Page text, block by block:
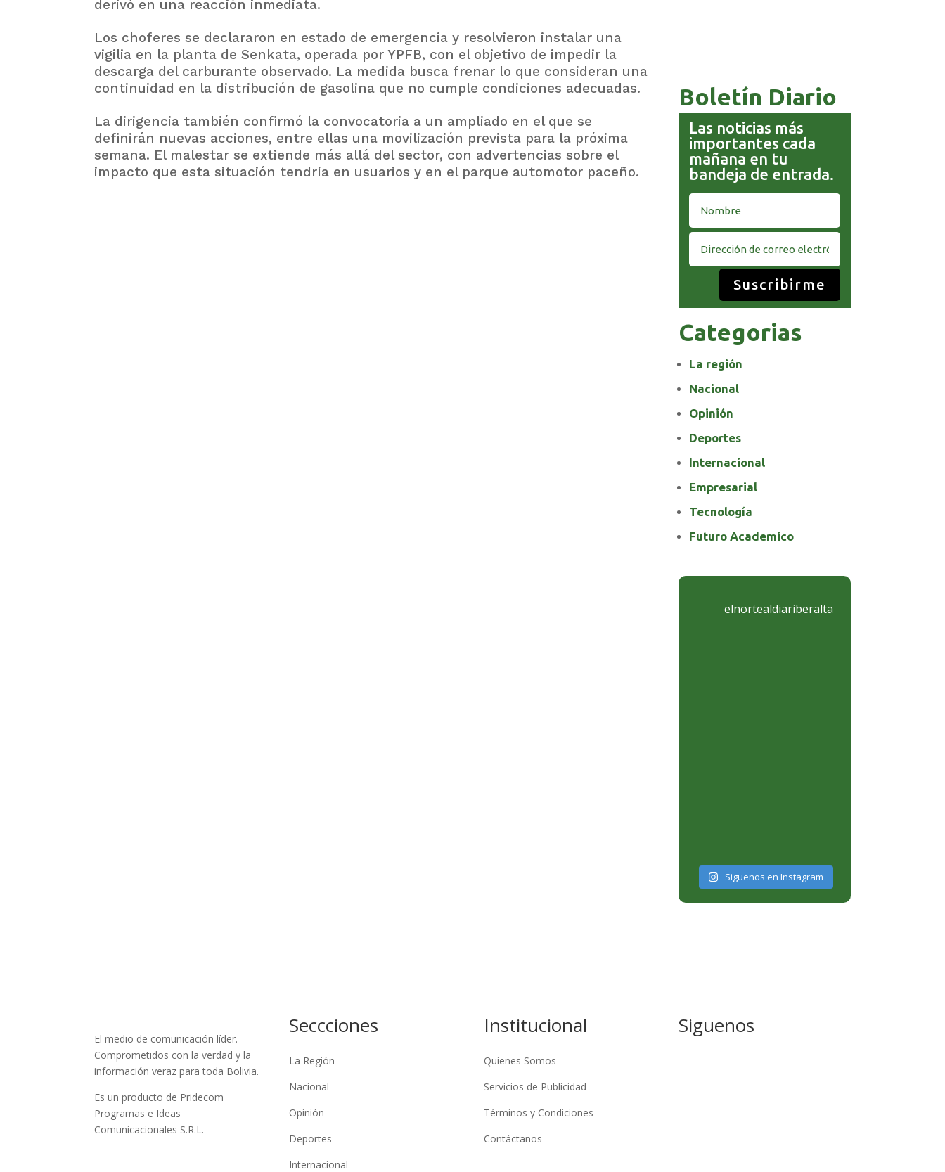
derivó en una reacción inmediata.
Los choferes se declararon en estado de emergencia y resolvieron instalar una
vigilia en la planta de Senkata, operada por YPFB, con el objetivo de impedir la
descarga del carburante observado. La medida busca frenar lo que consideran una
continuidad en la distribución de gasolina que no cumple condiciones adecuadas.
La dirigencia también confirmó la convocatoria a un ampliado en el que se
definirán nuevas acciones, entre ellas una movilización prevista para la próxima
semana. El malestar se extiende más allá del sector, con advertencias sobre el
impacto que esta situación tendría en usuarios y en el parque automotor paceño.
Boletín Diario
Las noticias más
importantes cada
mañana en tu
bandeja de entrada.
Suscribirme
Categorias
La región
Nacional
Opinión
Deportes
Internacional
Empresarial
Tecnología
Futuro Academico
elnortealdiariberalta
Siguenos en Instagram
El medio de comunicación líder.
Comprometidos con la verdad y la
información veraz para toda Bolivia.
Es un producto de Pridecom
Programas e Ideas
Comunicacionales S.R.L.
Seccciones
La Región
Nacional
Opinión
Deportes
Internacional
Institucional
Quienes Somos
Servicios de Publicidad
Términos y Condiciones
Contáctanos
Siguenos